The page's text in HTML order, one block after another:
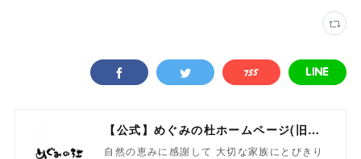
【公式】めぐみの杜ホームページ(旧自然食工房）
自然の恵みに感謝して 大切な家族にとびきり